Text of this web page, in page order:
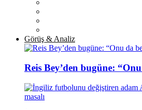
Görüş & Analiz
Reis Bey’den bugüne: